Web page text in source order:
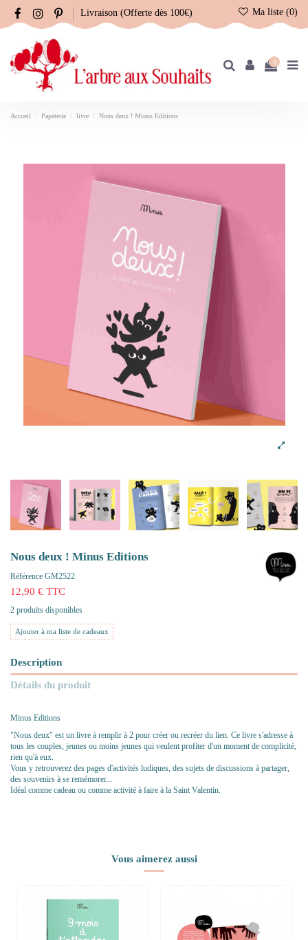
Livraison (Offerte dès 100€) Ma liste (0)
0
Accueil Papeterie livre Nous deux ! Minus Editions
Nous deux ! Minus Editions
Référence GM2522
12,90 € TTC
2 produits disponibles
Ajouter à ma liste de cadeaux
Description
Détails du produit
Minus Editions
"Nous deux" est un livre à remplir à 2 pour créer ou recréer du lien. Ce livre s'adresse à
tous les couples, jeunes ou moins jeunes qui veulent profiter d'un moment de complicité,
rien qu'à eux.
Vous y retrouverez des pages d'activités ludiques, des sujets de discussions à partager,
des souvenirs à se remémorer...
Idéal comme cadeau ou comme activité à faire à la Saint Valentin.
Vous aimerez aussi